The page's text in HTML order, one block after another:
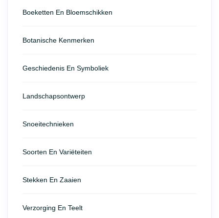
Boeketten En Bloemschikken
Botanische Kenmerken
Geschiedenis En Symboliek
Landschapsontwerp
Snoeitechnieken
Soorten En Variëteiten
Stekken En Zaaien
Verzorging En Teelt